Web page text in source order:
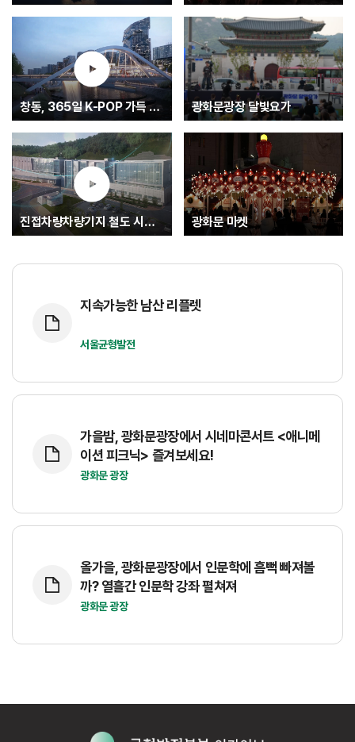
창동, 365일 K-POP 가득 글로벌 문화중심지로.... K-엔터타운
진접차량차량기지 철도 시험운행(최종)
광화문광장 달빛요가
광화문 마켓
지속가능한 남산 리플렛
서울균형발전
가을밤, 광화문광장에서 시네마콘서트 <애니메
이션 피크닉> 즐겨보세요!
광화문 광장
올가을, 광화문광장에서 인문학에 흠뻑 빠져볼
까? 열흘간 인문학 강좌 펼쳐져
광화문 광장